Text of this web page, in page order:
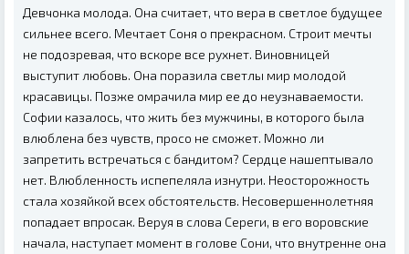
Девчонка молода. Она считает, что вера в светлое будущее
сильнее всего. Мечтает Соня о прекрасном. Строит мечты
не подозревая, что вскоре все рухнет. Виновницей
выступит любовь. Она поразила светлы мир молодой
красавицы. Позже омрачила мир ее до неузнаваемости.
Софии казалось, что жить без мужчины, в которого была
влюблена без чувств, просо не сможет. Можно ли
запретить встречаться с бандитом? Сердце нашептывало
нет. Влюбленность испепеляла изнутри. Неосторожность
стала хозяйкой всех обстоятельств. Несовершеннолетняя
попадает впросак. Веруя в слова Сереги, в его воровские
начала, наступает момент в голове Сони, что внутренне она